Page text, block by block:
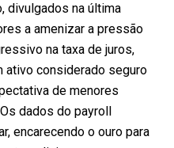
divulgados na última
a amenizar a pressão
na taxa de juros,
ativo considerado seguro
de menores
dados do payroll
encarecendo o ouro para